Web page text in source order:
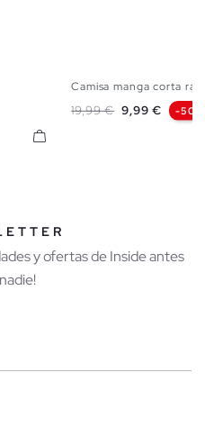
S
Camisa manga corta
Precio base
19,99 € Precio
9,99 € -50%
y ofertas de Inside antes